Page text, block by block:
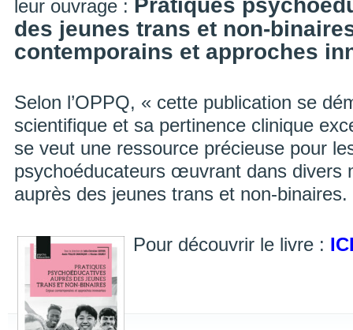
leur ouvrage :
des jeunes trans et non-
contemporains et approches
Selon l’OPPQ, « cette publication se
scientifique et sa pertinence clinique
se veut une ressource précieuse pour
psychoéducateurs œuvrant dans divers
auprès des jeunes trans et non-binaires.
Pour découvrir le livre :